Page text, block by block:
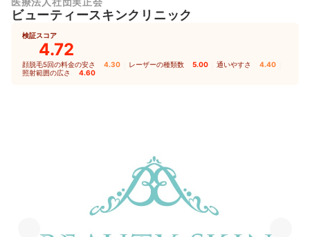
ビューティースキンクリニック
検証スコア
4.72
顔脱毛5回の料金の安さ 4.30 レーザーの種類数 5.00 通いやすさ 4.40
照射範囲の広さ 4.60